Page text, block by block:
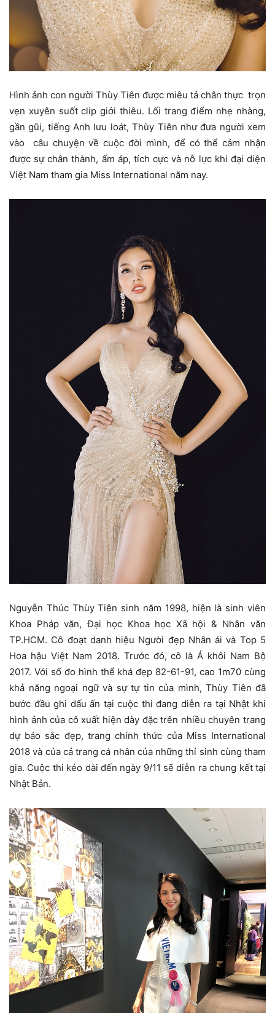
Hình ảnh con người Thùy Tiên được miêu tả chân thực trọn
vẹn xuyên suốt clip giới thiêu. Lối trang điểm nhẹ nhàng,
gần gũi, tiếng Anh lưu loát, Thùy Tiên như đưa người xem
vào câu chuyện về cuộc đời mình, để có thể cảm nhận
được sự chân thành, ấm áp, tích cực và nỗ lực khi đại diện
Việt Nam tham gia Miss International năm nay.
Nguyễn Thúc Thùy Tiên sinh năm 1998, hiện là sinh viên
Khoa Pháp văn, Đại học Khoa học Xã hội & Nhân văn
TP.HCM. Cô đoạt danh hiệu Người đẹp Nhân ái và Top 5
Hoa hậu Việt Nam 2018. Trước đó, cô là Á khôi Nam Bộ
2017. Với số đo hình thể khá đẹp 82-61-91, cao 1m70 cùng
khả năng ngoại ngữ và sự tự tin của mình, Thùy Tiên đã
bước đầu ghi dấu ấn tại cuộc thi đang diễn ra tại Nhật khi
hình ảnh của cô xuất hiện dày đặc trên nhiều chuyên trang
dự báo sắc đẹp, trang chính thức của Miss International
2018 và của cả trang cá nhân của những thí sinh cùng tham
gia. Cuộc thi kéo dài đến ngày 9/11 sẽ diễn ra chung kết tại
Nhật Bản.